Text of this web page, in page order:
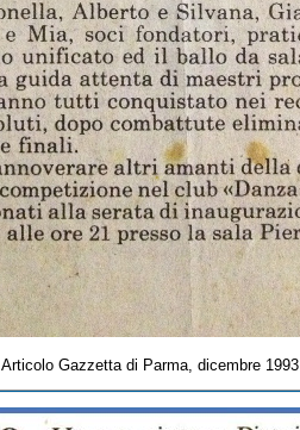
Articolo Gazzetta di Parma, dicembre 1993